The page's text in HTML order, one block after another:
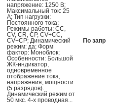
напряжение: 1250 В;
Максимальный ток: 25
А; Тип нагрузки:
Постоянного тока;
Режимы работы: CC,
CV, CR, CP, CV+CC,
CV+CP; Динамический
режим: да; Форм
фактор: Моноблок;
Особенности: Большой
ЖК-индикатор,
одновременное
отображение тока,
напряжения, мощности
(5 разрядов).
Динамический режим от
50 мкс. 4-х проводная...
По